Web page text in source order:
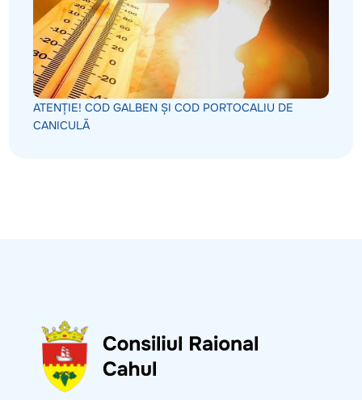
ATENȚIE! COD GALBEN ȘI COD PORTOCALIU DE
CANICULĂ